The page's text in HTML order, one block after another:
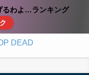
るわよ…ランキング